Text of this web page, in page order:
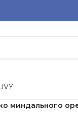
VY
миндального